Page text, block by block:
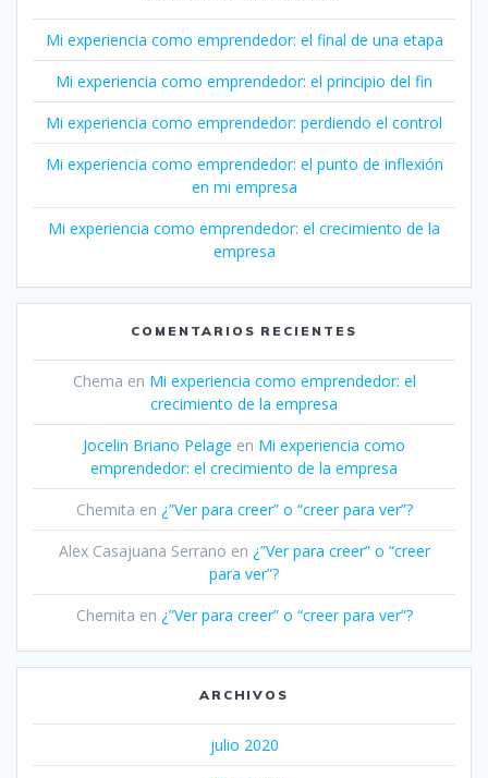
Mi experiencia como emprendedor: el final de una etapa
Mi experiencia como emprendedor: el principio del fin
Mi experiencia como emprendedor: perdiendo el control
Mi experiencia como emprendedor: el punto de inflexión
en mi empresa
Mi experiencia como emprendedor: el crecimiento de la
empresa
COMENTARIOS RECIENTES
Chema en Mi experiencia como emprendedor: el
crecimiento de la empresa
Jocelin Briano Pelage en Mi experiencia como
emprendedor: el crecimiento de la empresa
Chemita en ¿”Ver para creer” o “creer para ver”?
Alex Casajuana Serrano en ¿”Ver para creer” o “creer
para ver”?
Chemita en ¿”Ver para creer” o “creer para ver”?
ARCHIVOS
julio 2020